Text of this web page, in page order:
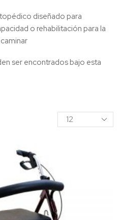
diseñado para
o rehabilitación para la
ser encontrados bajo esta